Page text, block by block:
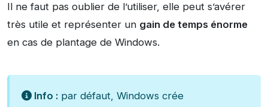
Il ne faut pas oublier de l’utiliser, elle peut s’avérer
très utile et représenter un gain de temps énorme
en cas de plantage de Windows.
Info : par défaut, Windows crée